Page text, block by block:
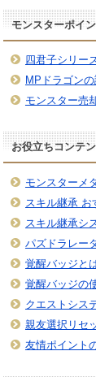
モンスターポイ
四君子シリー
MPドラゴン
モンスター売
お役立ちコンテ
モンスターメ
スキル継承 お
スキル継承シ
パズドラレー
覚醒バッジと
覚醒バッジの
クエストシス
親友選択リセ
友情ポイント